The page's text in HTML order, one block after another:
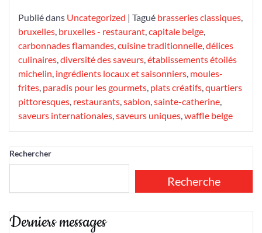
Publié dans Uncategorized | Tagué brasseries classiques,
bruxelles, bruxelles - restaurant,capitale belge,
carbonnades flamandes,cuisine traditionnelle,délices
culinaires,diversité des saveurs,établissements étoilés
michelin, ingrédients locaux et saisonniers, moules-
frites, paradis pour les gourmets, plats créatifs,quartiers
pittoresques, restaurants,sablon,sainte-catherine,
saveurs internationales,saveurs uniques,waffle belge
Rechercher
Recherche
Derniers messages